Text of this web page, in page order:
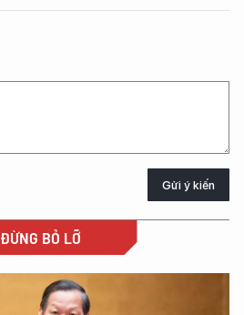
Gửi ý kiến
ĐỪNG BỎ LỠ